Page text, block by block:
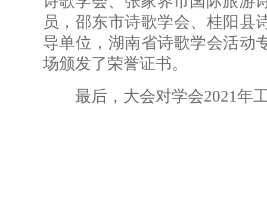
员，邵东市诗歌学会、桂阳县
导单位，湖南省诗歌学会活动
场颁发了荣誉证书。
最后，大会对学会2021年工